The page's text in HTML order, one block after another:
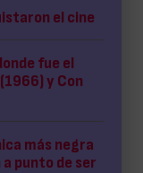
el cine
fue el
y Con
más negra
punto de ser